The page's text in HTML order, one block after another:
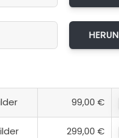
99,00 €
299,00 €